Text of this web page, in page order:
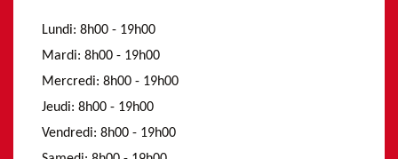
Lundi: 8h00 - 19h00
Mardi: 8h00 - 19h00
Mercredi: 8h00 - 19h00
Jeudi: 8h00 - 19h00
Vendredi: 8h00 - 19h00